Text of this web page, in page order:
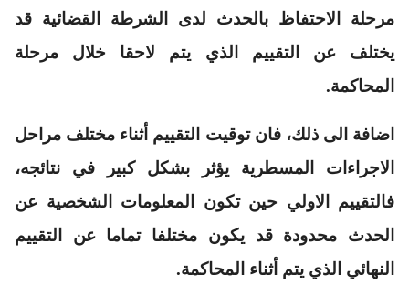
مرحلة الاحتفاظ بالحدث لدى الشرطة القضائية قد
يختلف عن التقييم الذي يتم لاحقا خلال مرحلة
المحاكمة.
اضافة الى ذلك، فان توقيت التقييم أثناء مختلف مراحل
الاجراءات المسطرية يؤثر بشكل كبير في نتائجه،
فالتقييم الاولي حين تكون المعلومات الشخصية عن
الحدث محدودة قد يكون مختلفا تماما عن التقييم
النهائي الذي يتم أثناء المحاكمة.